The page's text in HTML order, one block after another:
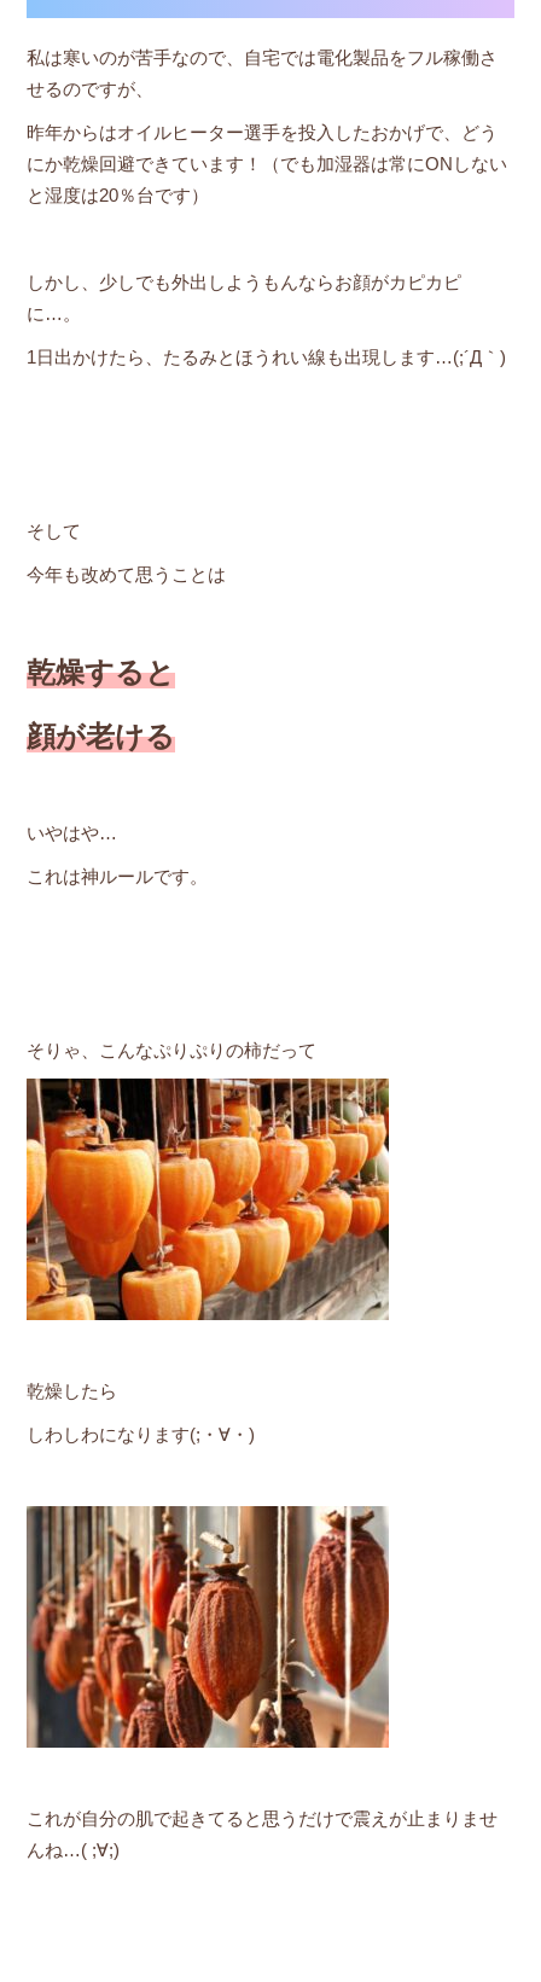
私は寒いのが苦手なので、自宅では電化製品をフル稼働さ
せるのですが、
昨年からはオイルヒーター選手を投入したおかげで、どう
にか乾燥回避できています！（でも加湿器は常にONしない
と湿度は20％台です）
しかし、少しでも外出しようもんならお顔がカピカピ
に…。
1日出かけたら、たるみとほうれい線も出現します…(;´Д｀)
そして
今年も改めて思うことは
乾燥すると
顔が老ける
いやはや…
これは神ルールです。
そりゃ、こんなぷりぷりの柿だって
乾燥したら
しわしわになります(;・∀・)
これが自分の肌で起きてると思うだけで震えが止まりませ
んね…( ;∀;)